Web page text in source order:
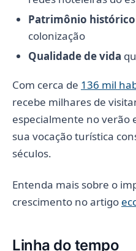
Patrimônio histórico
colonização
Qualidade de vida
Com cerca de 136 mil
recebe milhares de
especialmente no verão
sua vocação turística
séculos.
Entenda mais sobre o
crescimento no artigo
Linha do tempo